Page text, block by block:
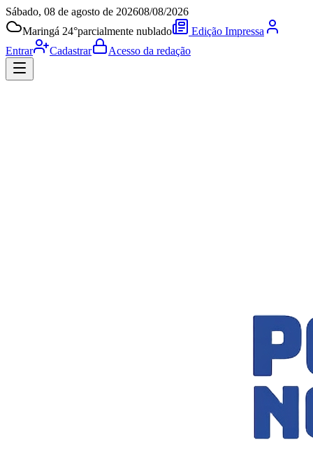
Sábado, 08 de agosto de 202608/08/2026
Maringá 24°parcialmente nublado
Edição Impressa
Entrar
Cadastrar Acesso da redação